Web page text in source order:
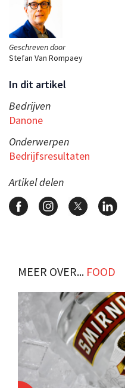
Geschreven door
Stefan Van Rompaey
In dit artikel
Bedrijven
Danone
Onderwerpen
Bedrijfsresultaten
Artikel delen
MEER OVER... FOOD